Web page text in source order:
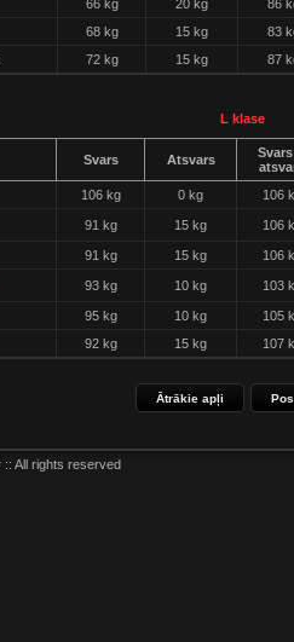
66 kg 20 kg
86
68 kg 15 kg
83
72 kg 15 kg 87
L klase
Svars Atsvars
106 kg 0 kg 106
91 kg 15 kg 106
91 kg 15 kg 106
93 kg 10 kg 103
95 kg 10 kg
105
92 kg 15 kg 107
Ātrākie apļi
:: All rights reserved